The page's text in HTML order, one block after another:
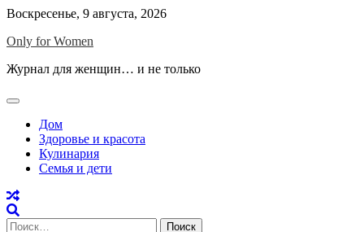
Skip
content
Воскресенье, 9 августа, 2026
Only for Women
Журнал для женщин… и не только
Дом
Здоровье и красота
Кулинария
Семья и дети
Найти: